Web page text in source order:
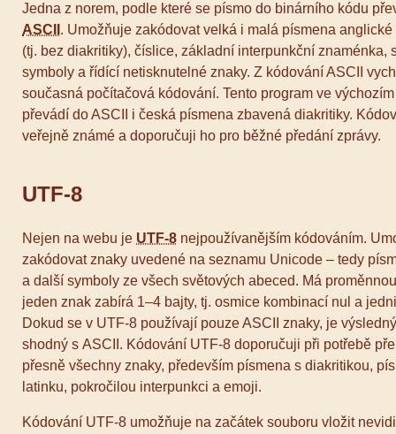
Jedna z norem, podle které se písmo do binárního kódu
ASCII . Umožňuje zakódovat velká i malá písmena
(tj. bez diakritiky), číslice, základní interpunkční znaménka,
symboly a řídící netisknutelné znaky. Z kódování ASCII
současná počítačová kódování. Tento program ve
převádí do ASCII i česká písmena zbavená diakritiky.
veřejně známé a doporučuji ho pro běžné předání zprávy.
UTF-8
Nejen na webu je UTF-8 nejpoužívanějším kódováním.
zakódovat znaky uvedené na seznamu Unicode – tedy
a další symboly ze všech světových abeced. Má
jeden znak zabírá 1–4 bajty, tj. osmice kombinací nul a
Dokud se v UTF-8 používají pouze ASCII znaky, je
shodný s ASCII. Kódování UTF-8 doporučuji při potřebě
přesně všechny znaky, především písmena s diakritikou,
latinku, pokročilou interpunkci a emoji.
Kódování UTF-8 umožňuje na začátek souboru vložit